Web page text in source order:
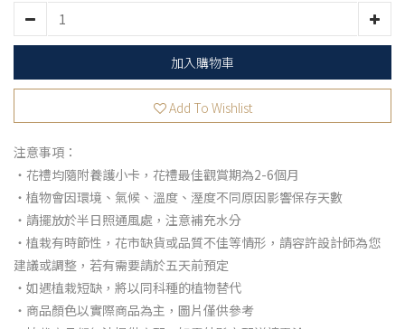
加入購物車
Add To Wishlist
注意事項：
・花禮均隨附養護小卡，花禮最佳觀賞期為2-6個月
・植物會因環境、氣候、溫度、溼度不同原因影響保存天數
・請擺放於半日照通風處，注意補充水分
・植栽有時節性，花市缺貨或品質不佳等情形，請容許設計師為您
建議或調整，若有需要請於五天前預定
・如遇植栽短缺，將以同科種的植物替代
・商品顏色以實際商品為主，圖片僅供參考